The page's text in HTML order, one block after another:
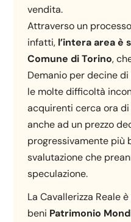
vendita.
Attraverso un
infatti, l’intera area è
Comune di Torino,
Demanio per decine
le molte difficoltà
acquirenti cerca ora
anche ad un prezzo
progressivamente più
svalutazione che
speculazione.
La Cavallerizza Reale
beni Patrimonio